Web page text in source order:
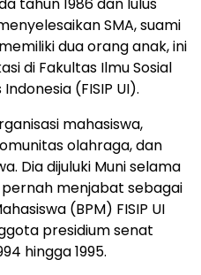
SMA, suami
dua orang anak, ini
di Fakultas Ilmu Sosial
(FISIP UI).
mahasiswa,
olahraga, dan
Dia dijuluki Muni selama
menjabat sebagai
(BPM) FISIP UI
presidium senat
hingga 1995.